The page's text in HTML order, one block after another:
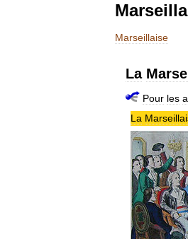
Marseillaise
La
Pour les
La